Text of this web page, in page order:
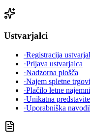
Ustvarjalci
·Registracija
·Prijava ustvarjalca
·Nadzorna plošča
·Najem spletne
·Plačilo letne
·Unikatna
·Uporabniška